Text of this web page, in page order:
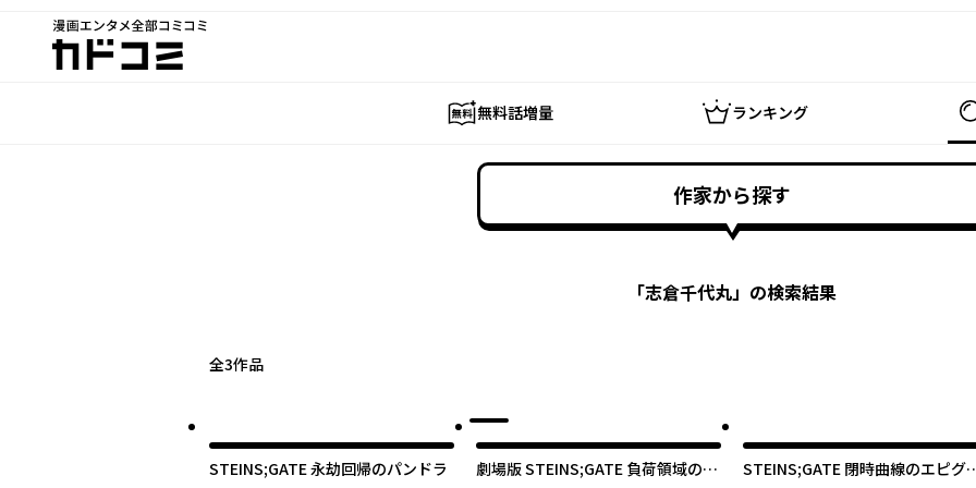
漫画エンタメ全部コミコミ
カドコミ
無料話増量 ランキング
作家から探す
「志倉千代丸」の検索結果
全3作品
STEINS;GATE 永劫回帰のパンドラ
劇場版 STEINS;GATE 負荷領域のデ
STEINS;GATE 閉時曲線のエピグ